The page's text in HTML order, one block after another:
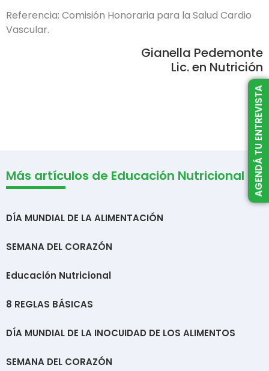
Referencia: Comisión Honoraria para la Salud Cardio
Vascular.
Gianella Pedemonte
Lic. en Nutrición
Más artículos de Educación Nutricional
DÍA MUNDIAL DE LA ALIMENTACIÓN
SEMANA DEL CORAZÓN
Educación Nutricional
8 REGLAS BÁSICAS
DÍA MUNDIAL DE LA INOCUIDAD DE LOS ALIMENTOS
SEMANA DEL CORAZÓN
AGENDÁ TU ENTREVISTA